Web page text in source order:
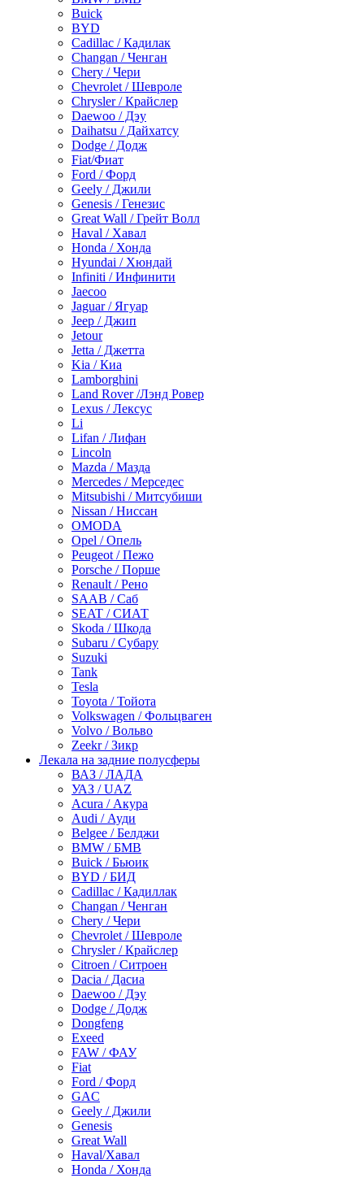
Buick
BYD
Cadillac / Кадилак
Changan / Ченган
Chery / Чери
Chevrolet / Шевроле
Chrysler / Крайслер
Daewoo / Дэу
Daihatsu / Дайхатсу
Dodge / Додж
Fiat/Фиат
Ford / Форд
Geely / Джили
Genesis / Генезис
Great Wall / Грейт Волл
Haval / Хавал
Honda / Хонда
Hyundai / Хюндай
Infiniti / Инфинити
Jaecoo
Jaguar / Ягуар
Jeep / Джип
Jetour
Jetta / Джетта
Kia / Киа
Lamborghini
Land Rover /Лэнд Ровер
Lexus / Лексус
Li
Lifan / Лифан
Lincoln
Mazda / Мазда
Mercedes / Мерседес
Mitsubishi / Митсубиши
Nissan / Ниссан
OMODA
Opel / Опель
Peugeot / Пежо
Porsche / Порше
Renault / Рено
SAAB / Саб
SEAT / СИАТ
Skoda / Шкода
Subaru / Субару
Suzuki
Tank
Tesla
Toyota / Тойота
Volkswagen / Фольцваген
Volvo / Вольво
Zeekr / Зикр
Лекала на задние полусферы
ВАЗ / ЛАДА
УАЗ / UAZ
Acura / Акура
Audi / Ауди
Belgee / Белджи
BMW / БМВ
Buick / Бьюик
BYD / БИД
Cadillac / Кадиллак
Changan / Ченган
Chery / Чери
Chevrolet / Шевроле
Chrysler / Крайслер
Citroen / Ситроен
Dacia / Дасиа
Daewoo / Дэу
Dodge / Додж
Dongfeng
Exeed
FAW / ФАУ
Fiat
Ford / Форд
GAC
Geely / Джили
Genesis
Great Wall
Haval/Хавал
Honda / Хонда